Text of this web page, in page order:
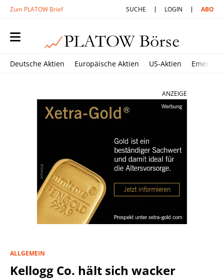
Zum PLATOW Brief SUCHE LOGIN ABO
Deutsche Aktien Europäische Aktien US-Aktien
ANZEIGE
ALLGEMEIN
Kellogg Co. hält sich wacker